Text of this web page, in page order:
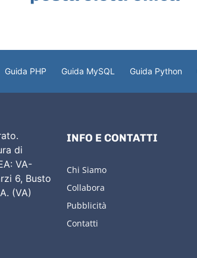
Guida PHP Guida MySQL Guida Python
di
VA-
6, Busto
(VA)
INFO E CONTATTI
Chi Siamo
Collabora
Pubblicità
Contatti